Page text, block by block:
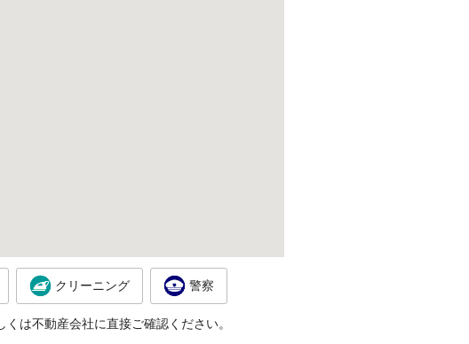
クリーニング 警察
は不動産会社に直接ご確認ください。